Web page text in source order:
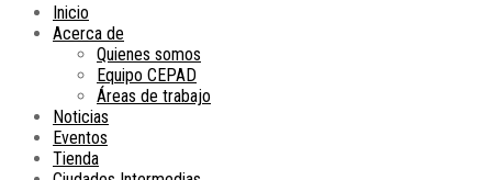
Inicio
Acerca de
Quienes somos
Equipo CEPAD
Áreas de trabajo
Noticias
Eventos
Tienda